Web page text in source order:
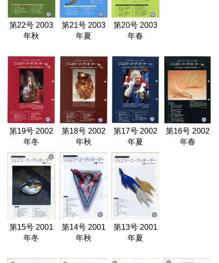
第22号 2003
年秋
第21号 2003
年夏
第20号 2003
年春
第19号 2002
年冬
第18号 2002
年秋
第17号 2002
年夏
第16号 2002
年春
第15号 2001
年冬
第14号 2001
年秋
第13号 2001
年夏